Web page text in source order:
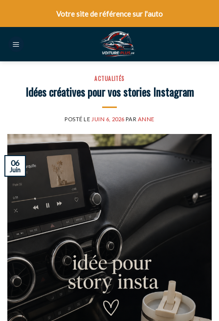
content
Votre site de référence sur l'auto
ACTUALITÉS
Idées créatives pour vos stories Instagram
POSTÉ LE JUIN 6, 2026 PAR ANNE
06
Juin